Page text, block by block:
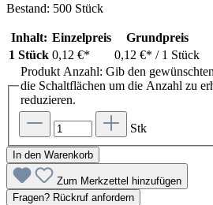
Bestand: 500 Stück
Inhalt: Einzelpreis
Grundpreis
1 Stück 0,12 €* 0,12 €* / 1 Stück
Produkt Anzahl: Gib den
die Schaltflächen um die Anzahl zu
reduzieren.
Stk
In den Warenkorb
Zum Merkzettel hinzufügen
Fragen? Rückruf anfordern